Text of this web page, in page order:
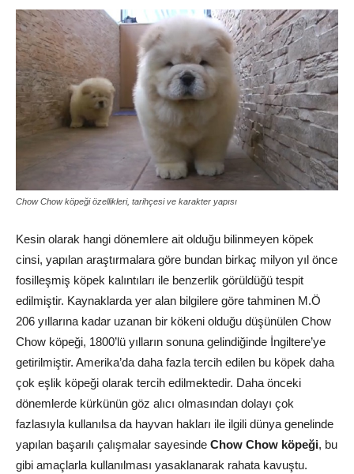
Chow Chow köpeği özellikleri, tarihçesi ve karakter yapısı
Kesin olarak hangi dönemlere ait olduğu bilinmeyen köpek
cinsi, yapılan araştırmalara göre bundan birkaç milyon yıl önce
fosilleşmiş köpek kalıntıları ile benzerlik görüldüğü tespit
edilmiştir. Kaynaklarda yer alan bilgilere göre tahminen M.Ö
206 yıllarına kadar uzanan bir kökeni olduğu düşünülen Chow
Chow köpeği, 1800’lü yılların sonuna gelindiğinde İngiltere’ye
getirilmiştir. Amerika’da daha fazla tercih edilen bu köpek daha
çok eşlik köpeği olarak tercih edilmektedir. Daha önceki
dönemlerde kürkünün göz alıcı olmasından dolayı çok
fazlasıyla kullanılsa da hayvan hakları ile ilgili dünya genelinde
yapılan başarılı çalışmalar sayesinde Chow Chow köpeği, bu
gibi amaçlarla kullanılması yasaklanarak rahata kavuştu.